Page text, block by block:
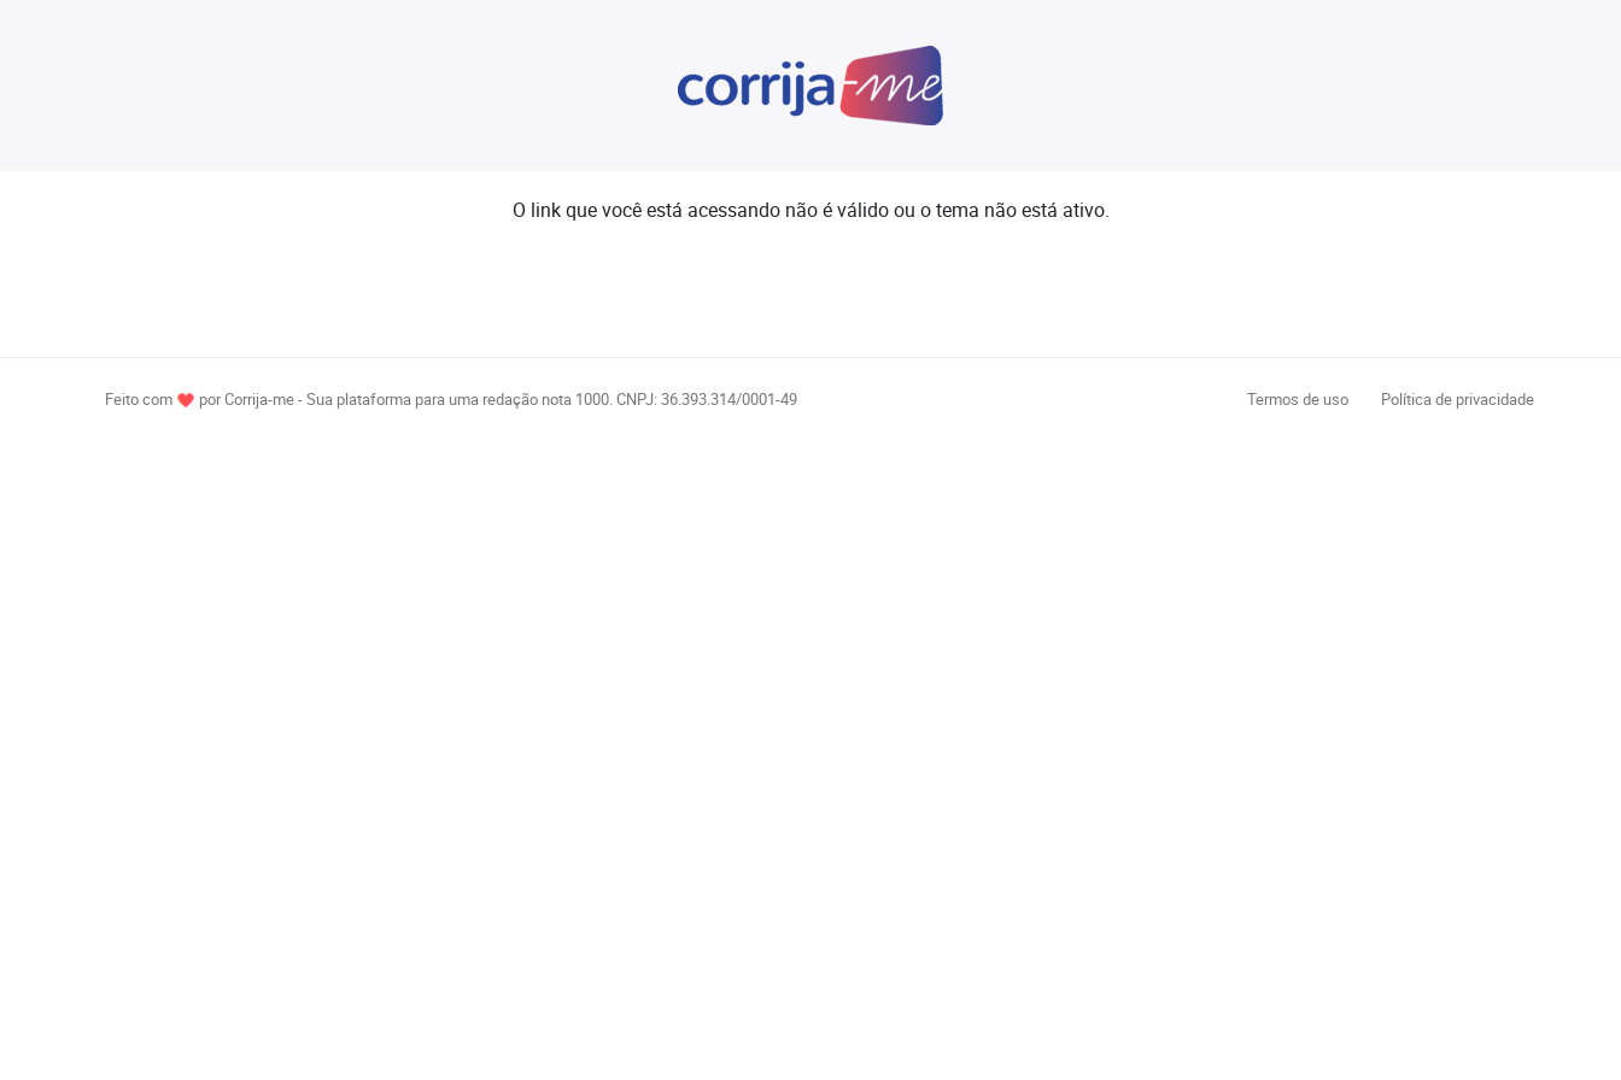
O link que você está acessando não é válido ou o tema não está ativo.
Feito com por Corrija-me - Sua plataforma para uma redação nota 1000. CNPJ: 36.393.314/0001-49 Termos de uso Política de privacidade